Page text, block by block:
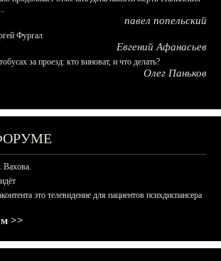
павел попельский
Фургал
Евгений Афанасьев
за проезд: кто виноват, и что делать?
Олег Паньков
это телевидение для пациентов психдиспансера
>>